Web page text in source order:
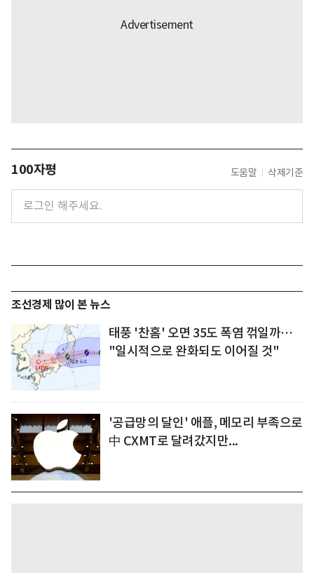
100자평 도움말 삭제기준
조선경제 많이 본 뉴스
태풍 '찬홈' 오면 35도 폭염 꺾일까…
"일시적으로 완화되도 이어질 것"
'공급망의 달인' 애플, 메모리 부족으로
中 CXMT로 달려갔지만...